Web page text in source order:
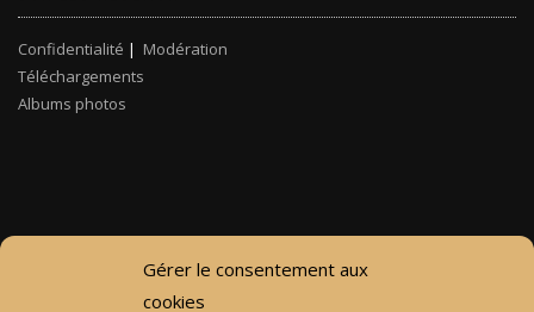
Gérer le consentement aux
cookies
Confidentialité | Modération
Téléchargements
Albums photos